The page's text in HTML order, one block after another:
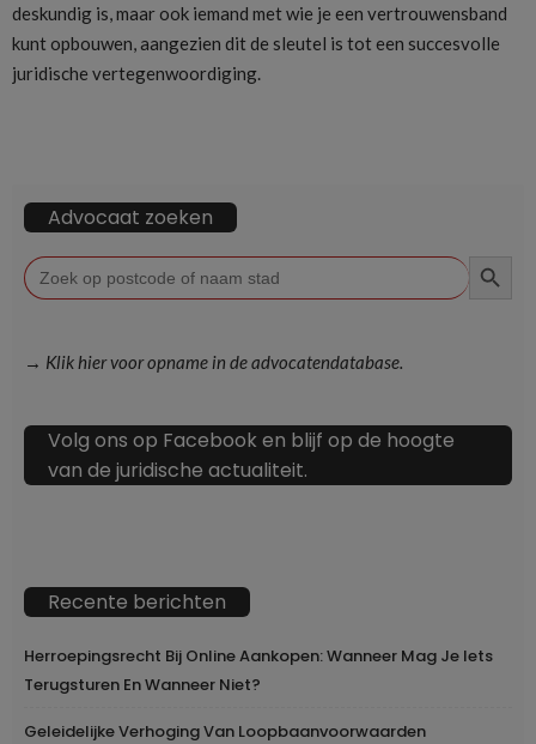
deskundig is, maar ook iemand met wie je een vertrouwensband
kunt opbouwen, aangezien dit de sleutel is tot een succesvolle
juridische vertegenwoordiging.
Advocaat zoeken
Zoek
naar:
→ Klik hier voor opname in de advocatendatabase.
Volg ons op Facebook en blijf op de hoogte
van de juridische actualiteit.
Recente berichten
Herroepingsrecht Bij Online Aankopen: Wanneer Mag Je Iets
Terugsturen En Wanneer Niet?
Geleidelijke Verhoging Van Loopbaanvoorwaarden